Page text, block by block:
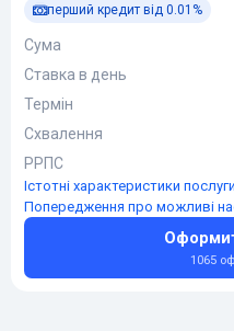
перший кредит від 0.01%
Сума
Ставка в день
Термін
Схвалення
РРПС
Істотні характеристики послуги
Попередження про можливі
1065